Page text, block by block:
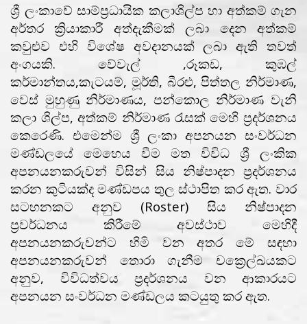
ශ්‍රී ලංකාවේ සාම්ප්‍රධායික කලාශිල්ප හා අත්කම් ගැන
අර්තර ක්‍රියාකාරී අත්දැකීමක් ලබා දෙන අත්කම්
කවුළුව එහි විශේෂ අවදානයක් ලබා ඇති තවත්
අංගයකි. වේවැල් ,රූකඩ, කුඹල්
කර්මාන්තය,කැටයම්, මූර්ති, බීරළු, පිත්තල නිර්මාණ,
වෙස් මුහුණු නිර්මාණය, පන්කොල නිර්මාණ වැනි
කලා ශිල්ප, අත්කම් නිර්මාණ රැසක් මෙහි ප්‍රදර්ශනය
කෙරෙණි. එමෙන්ම ශ්‍රී ලංකා අපනයන සංවර්ධන
මණ්ඩලයේ මෙහෙය වීම මත විවිධ ශ්‍රී ලංකික
අපනයනකරුවන් විසින් සිය නිෂ්පාදන ප්‍රදර්ශනය
කරන කුටියක්ද මණ්ඩපය තුල ස්ථාපිත කර ඇත. වාර
සටහනකට අනුව (Roster) සිය නිෂ්පාදන
ප්‍රවර්ධනය කිරීමේ අවස්ථාව මෙහිදී
අපනයනකරුවන්ට හිමි වන අතර මේ සඳහා
අපනයනකරුවන් තොරා ගැනීම චක්‍රෙල්ඛයකට
අනුව, විවිධත්වය ප්‍රදර්ශනය වන ආකාරයට
අපනයන සංවර්ධන මණ්ඩලය කටයුතු කර ඇත.